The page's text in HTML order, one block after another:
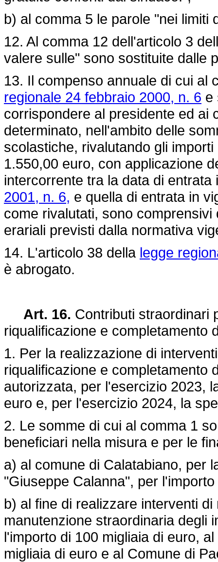
b) al comma 5 le parole "nei
12. Al comma 12 dell'articolo 3
valere sulle" sono sostituite dalle
13. Il compenso annuale di cui al
regionale 24 febbraio 2000, n. 6 e
corrispondere al presidente ed ai
determinato, nell'ambito delle
scolastiche, rivalutando gli
1.550,00 euro, con applicazione
intercorrente tra la data di
2001, n. 6, e quella di entrata in
come rivalutati, sono
erariali previsti dalla normativa
14. L'articolo 38 della legge
è abrogato.
Art. 16. Contributi straordinari
riqualificazione e completamento
1. Per la realizzazione di
riqualificazione e completamento
autorizzata, per l'esercizio 2023,
euro e, per l'esercizio 2024, la
2. Le somme di cui al comma 1
beneficiari nella misura e per le
a) al comune di Calatabiano, per
"Giuseppe Calanna", per
b) al fine di realizzare interventi
manutenzione straordinaria degli
l'importo di 100 migliaia di euro,
migliaia di euro e al Comune di